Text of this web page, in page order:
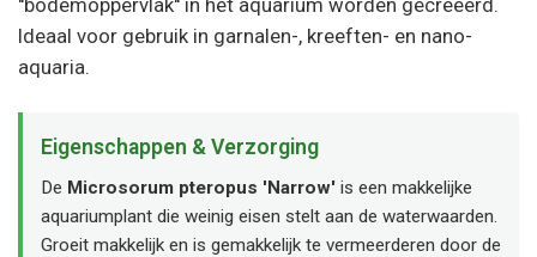
''bodemoppervlak'' in het aquarium worden gecreëerd.
Ideaal voor gebruik in garnalen-, kreeften- en nano-
aquaria.
Eigenschappen & Verzorging
De Microsorum pteropus 'Narrow' is een makkelijke
aquariumplant die weinig eisen stelt aan de waterwaarden.
Groeit makkelijk en is gemakkelijk te vermeerderen door de